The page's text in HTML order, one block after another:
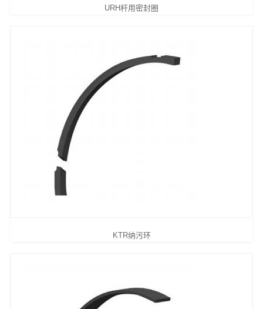
URH杆用密封圈
KTR纳污环